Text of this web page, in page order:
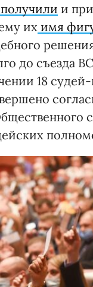
и
их имя
до съезда
18